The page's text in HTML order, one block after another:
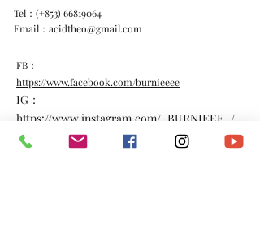
Tel：(+853) 66819064
Email： acidtheo@gmail.com
FB：
https://www.facebook.com/burnieeee
IG：
https://www.instagram.com/_BURNIEEE_/